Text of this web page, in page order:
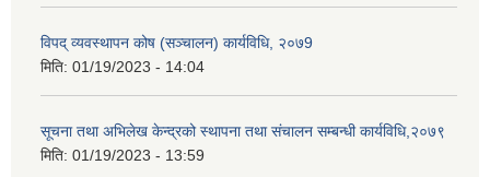
विपद् व्यवस्थापन कोष (सञ्चालन) कार्यविधि, २०७9
मिति: 01/19/2023 - 14:04
सूचना तथा अभिलेख केन्द्रको स्थापना तथा संचालन सम्बन्धी कार्यविधि,२०७९
मिति: 01/19/2023 - 13:59